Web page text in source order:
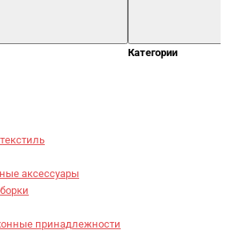
Категории
аксессуары
принадлежности